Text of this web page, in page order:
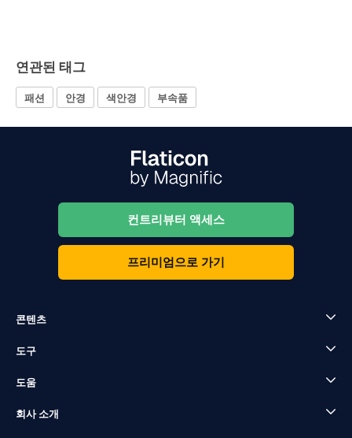
연관된 태그
패션 안경 색안경 부속품
컨트리뷰터 액세스
프리미엄으로 가기
콘텐츠
도구
도움
회사 소개